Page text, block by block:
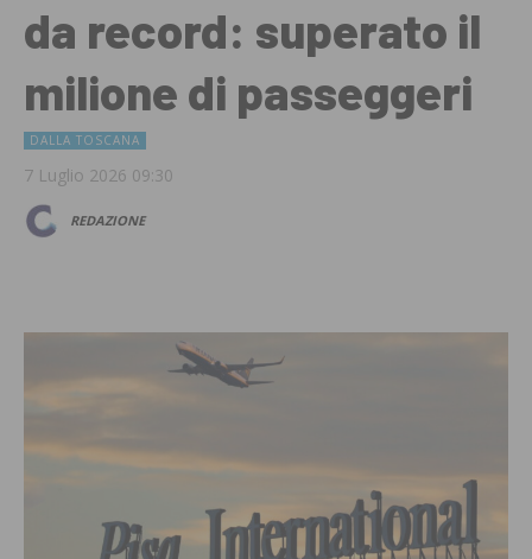
da record: superato il
milione di passeggeri
DALLA TOSCANA
7 Luglio 2026 09:30
REDAZIONE